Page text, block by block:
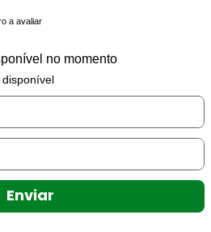
a avaliar
no momento
Enviar